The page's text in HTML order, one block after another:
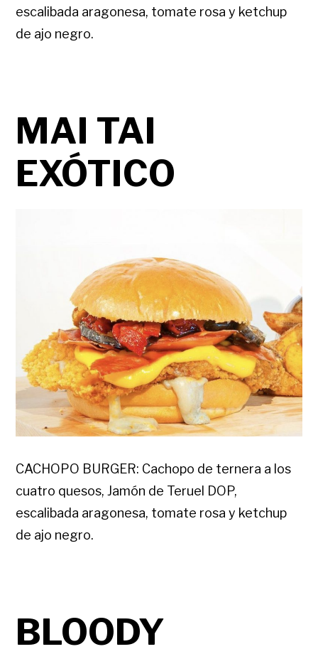
escalibada aragonesa, tomate rosa y ketchup
de ajo negro.
MAI TAI
EXÓTICO
CACHOPO BURGER: Cachopo de ternera a los
cuatro quesos, Jamón de Teruel DOP,
escalibada aragonesa, tomate rosa y ketchup
de ajo negro.
BLOODY